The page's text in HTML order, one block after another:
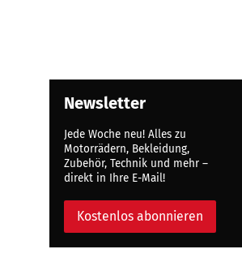
Newsletter
Jede Woche neu! Alles zu
Motorrädern, Bekleidung,
Zubehör, Technik und mehr –
direkt in Ihre E-Mail!
Kostenlos abonnieren